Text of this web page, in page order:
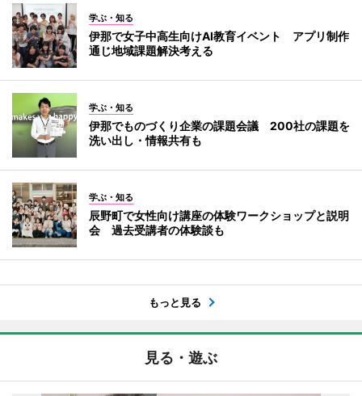
学ぶ・知る
伊那で女子中高生向けAI教育イベント アプリ制作
通じ地域課題解決考える
学ぶ・知る
伊那でものづくり企業の課題会議 200社の課題を
洗い出し・情報共有も
学ぶ・知る
辰野町で女性向け講座の体験ワークショップと説明
会 過去受講者の体験談も
もっと見る
見る・遊ぶ